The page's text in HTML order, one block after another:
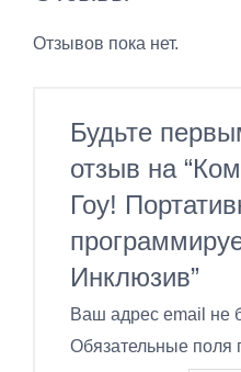
Отзывов пока нет.
Будьте
отзыв на
Гоу!
Инклюзив”
Ваш адрес email не
Обязательные поля